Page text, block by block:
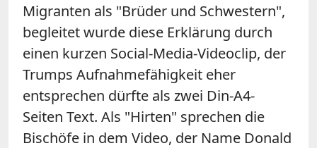
Migranten als "Brüder und Schwestern",
begleitet wurde diese Erklärung durch
einen kurzen Social-Media-Videoclip, der
Trumps Aufnahmefähigkeit eher
entsprechen dürfte als zwei Din-A4-
Seiten Text. Als "Hirten" sprechen die
Bischöfe in dem Video, der Name Donald